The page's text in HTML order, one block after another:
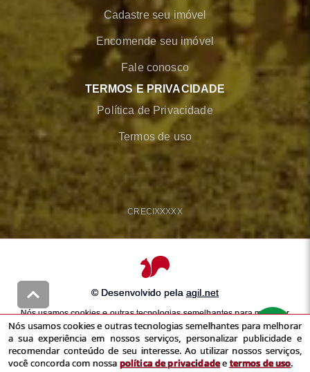
Cadastre seu imóvel
Encomende seu imóvel
Fale conosco
TERMOS E PRIVACIDADE
Política de Privacidade
Termos de uso
CRECIXXXXX
© Desenvolvido pela agil.net
Nós usamos cookies e outras tecnologias semelhantes para melhorar
a sua experiência em nossos serviços, personalizar publicidade e
recomendar conteúdo de seu interesse. Ao utilizar nossos serviços,
você concorda com nossapolítica de privacidadeetermos de uso
Nós usamos cookies e outras tecnologias semelhantes para melhorar
a sua experiência em nossos serviços, personalizar publicidade e
recomendar conteúdo de seu interesse. Ao utilizar nossos serviços,
você concorda com nossa política de privacidadeetermos de uso.